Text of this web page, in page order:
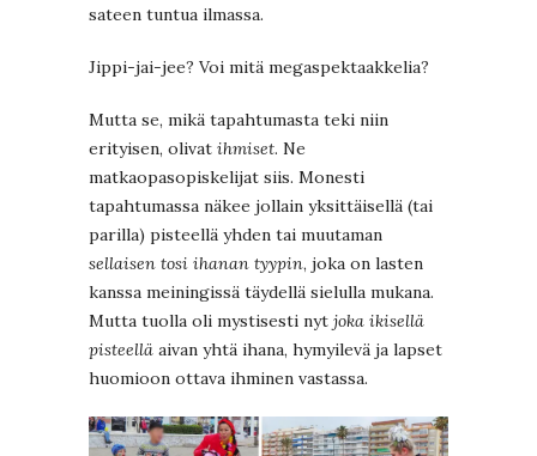
sateen tuntua ilmassa.
Jippi-jai-jee? Voi mitä megaspektaakkelia?
Mutta se, mikä tapahtumasta teki niin
erityisen, olivat ihmiset. Ne
matkaopasopiskelijat siis. Monesti
tapahtumassa näkee jollain yksittäisellä (tai
parilla) pisteellä yhden tai muutaman
sellaisen tosi ihanan tyypin, joka on lasten
kanssa meiningissä täydellä sielulla mukana.
Mutta tuolla oli mystisesti nyt joka ikisellä
pisteellä aivan yhtä ihana, hymyilevä ja lapset
huomioon ottava ihminen vastassa.